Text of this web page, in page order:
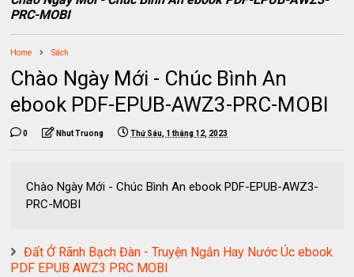
PRC-MOBI
Home Sách
Chào Ngày Mới - Chúc Bình An
ebook PDF-EPUB-AWZ3-PRC-MOBI
0 Nhut Truong Thứ Sáu, 1 tháng 12, 2023
Chào Ngày Mới - Chúc Bình An ebook PDF-EPUB-AWZ3-
PRC-MOBI
Đất Ở Rãnh Bạch Đàn - Truyện Ngắn Hay Nước Úc ebook
PDF EPUB AWZ3 PRC MOBI